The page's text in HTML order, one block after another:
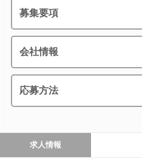
募集要項
会社情報
応募方法
求人情報